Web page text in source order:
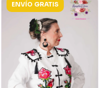
ENVÍO GRATIS